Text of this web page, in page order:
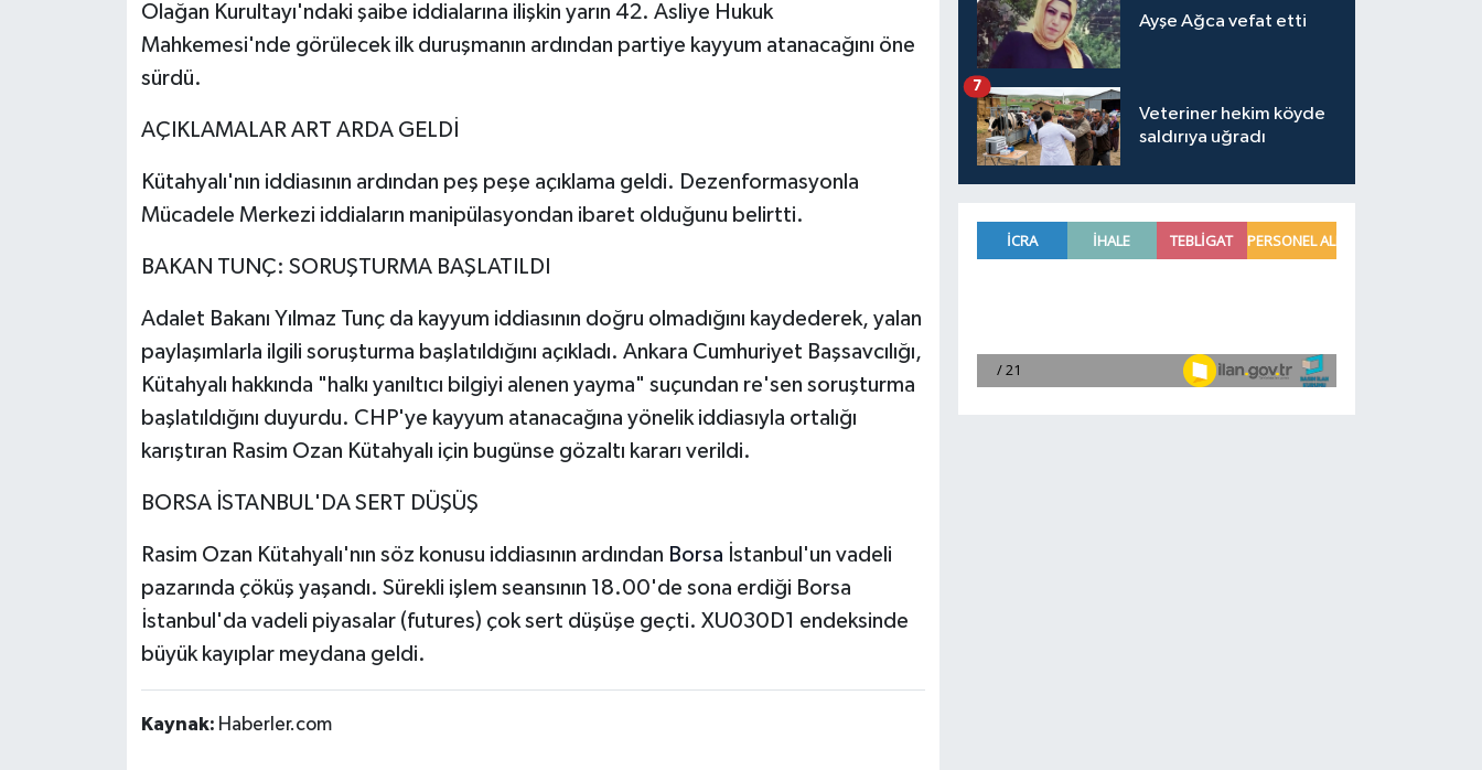
Olağan Kurultayı'ndaki şaibe iddialarına ilişkin yarın 42. Asliye Hukuk
Mahkemesi'nde görülecek ilk duruşmanın ardından partiye kayyum atanacağını öne
sürdü.
AÇIKLAMALAR ART ARDA GELDİ
Kütahyalı'nın iddiasının ardından peş peşe açıklama geldi. Dezenformasyonla
Mücadele Merkezi iddiaların manipülasyondan ibaret olduğunu belirtti.
BAKAN TUNÇ: SORUŞTURMA BAŞLATILDI
Adalet Bakanı Yılmaz Tunç da kayyum iddiasının doğru olmadığını kaydederek, yalan
paylaşımlarla ilgili soruşturma başlatıldığını açıkladı. Ankara Cumhuriyet Başsavcılığı,
Kütahyalı hakkında "halkı yanıltıcı bilgiyi alenen yayma" suçundan re'sen soruşturma
başlatıldığını duyurdu. CHP'ye kayyum atanacağına yönelik iddiasıyla ortalığı
karıştıran Rasim Ozan Kütahyalı için bugünse gözaltı kararı verildi.
BORSA İSTANBUL'DA SERT DÜŞÜŞ
Rasim Ozan Kütahyalı'nın söz konusu iddiasının ardından Borsa İstanbul'un vadeli
pazarında çöküş yaşandı. Sürekli işlem seansının 18.00'de sona erdiği Borsa
İstanbul'da vadeli piyasalar (futures) çok sert düşüşe geçti. XU030D1 endeksinde
büyük kayıplar meydana geldi.
Kaynak: Haberler.com
Ayşe Ağca vefat etti
Veteriner hekim köyde
saldırıya uğradı
7